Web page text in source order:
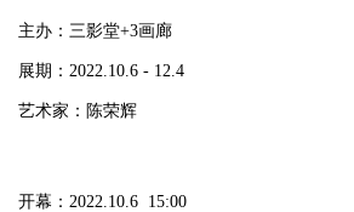
主办：三影堂+3画廊
展期：2022.10.6 - 12.4
艺术家：陈荣辉
开幕：2022.10.6 15:00